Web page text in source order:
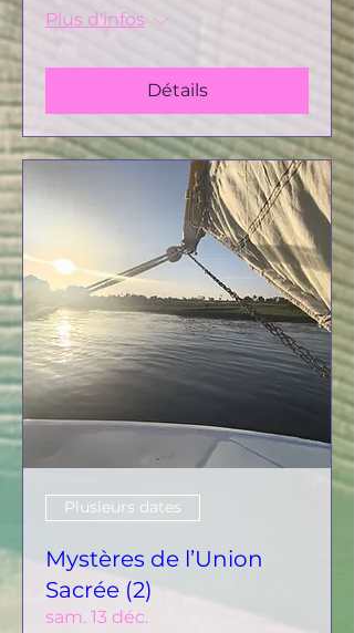
Plus d'infos
Détails
Plusieurs dates
Mystères de l’Union
Sacrée (2)
sam. 13 déc.